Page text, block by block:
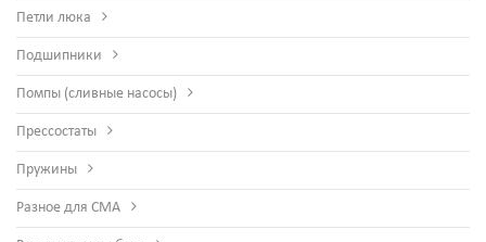
Петли люка
Подшипники
Помпы (сливные насосы)
Прессостаты
Пружины
Разное для СМА